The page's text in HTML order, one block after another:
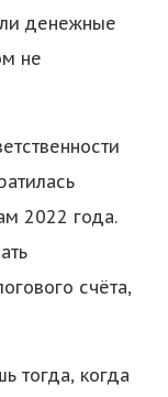
денежные
не
2022 года.
счёта,
тогда, когда